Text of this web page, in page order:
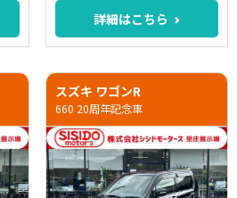
詳細はこちら
スズキ ワゴンR
660 20周年記念車